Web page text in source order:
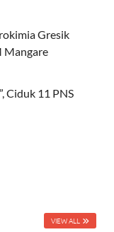
Gresik
Mangare
Ciduk 11 PNS
VIEW ALL